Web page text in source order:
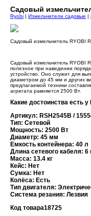
Садовый
Ryobi | Измельчители садовые |
Садовый измельчитель RYOBI
Садовый измельчитель RYOBI
полезное при наведении
устройство. Оно служит для
диаметром до 45 мм и других
предлагаемой техники
агрегата равняется 2500 Вт.
Какие достоинства есть
Артикул: RSH2545B /
Тип: Сетевой
Мощность: 2500 Вт
Диаметр: 45 мм
Емкость контейнера: 40 л
Длина сетевого кабеля: 6
Масса: 13.4 кг
Кейс: Нет
Сумка: Нет
Колёса: Есть
Тип двигателя:
Система резания: Лезвия
Код товара18725